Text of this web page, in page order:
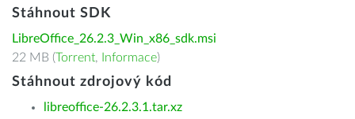
Stáhnout SDK
LibreOffice_26.2.3_Win_x86_sdk.msi
22 MB (Torrent, Informace)
Stáhnout zdrojový kód
libreoffice-26.2.3.1.tar.xz